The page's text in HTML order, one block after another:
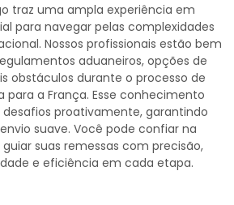
traz uma ampla experiência em
para navegar pelas complexidades
Nossos profissionais estão bem
aduaneiros, opções de
obstáculos durante o processo de
a França. Esse conhecimento
proativamente, garantindo
suave. Você pode confiar na
suas remessas com precisão,
e eficiência em cada etapa.